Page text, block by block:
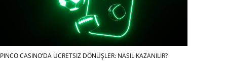
PINCO CASINO’DA ÜCRETSIZ DÖNÜŞLER: NASIL KAZANILIR?